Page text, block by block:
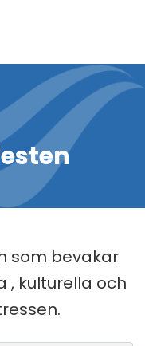
som bevakar
, kulturella och